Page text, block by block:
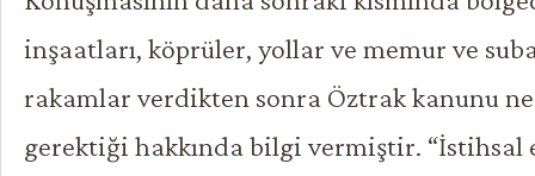
inşaatları, köprüler, yollar ve memur ve
rakamlar verdikten sonra Öztrak kanunu
gerektiği hakkında bilgi vermiştir. “İstihsal